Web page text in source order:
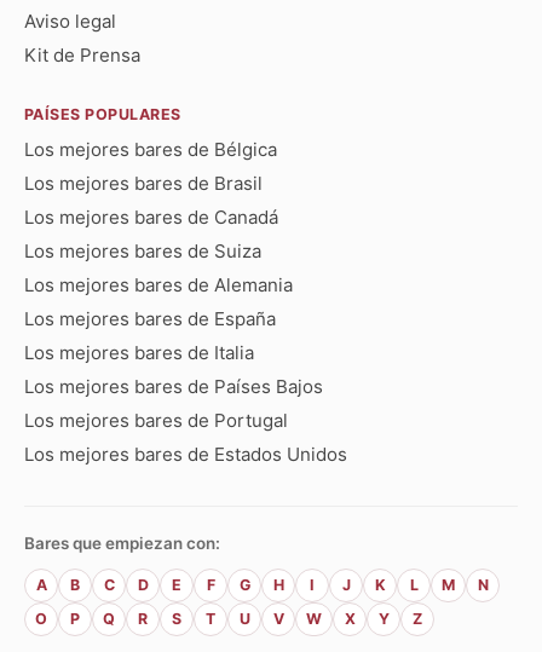
Aviso legal
Kit de Prensa
PAÍSES POPULARES
Los mejores bares de Bélgica
Los mejores bares de Brasil
Los mejores bares de Canadá
Los mejores bares de Suiza
Los mejores bares de Alemania
Los mejores bares de España
Los mejores bares de Italia
Los mejores bares de Países Bajos
Los mejores bares de Portugal
Los mejores bares de Estados Unidos
Bares que empiezan con:
A B C D E F G H I J K L M
N
O
P Q R S T U V W X Y Z